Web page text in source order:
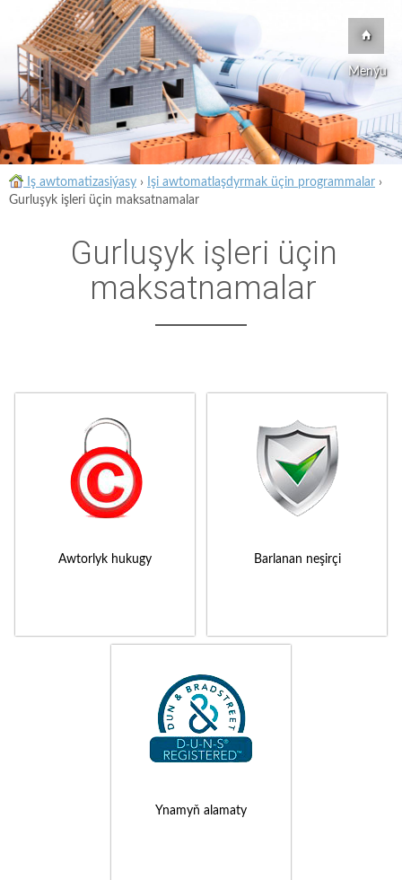
Menýu
Iş awtomatizasiýasy › Işi awtomatlaşdyrmak üçin programmalar ›
Gurluşyk işleri üçin maksatnamalar
Gurluşyk işleri üçin
maksatnamalar
Awtorlyk hukugy Barlanan neşirçi
Ynamyň alamaty